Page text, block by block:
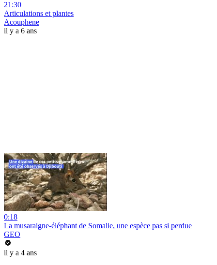
21:30
Articulations et plantes
Acouphene
il y a 6 ans
0:18
La musaraigne-éléphant de Somalie, une espèce pas si perdue
GEO
il y a 4 ans